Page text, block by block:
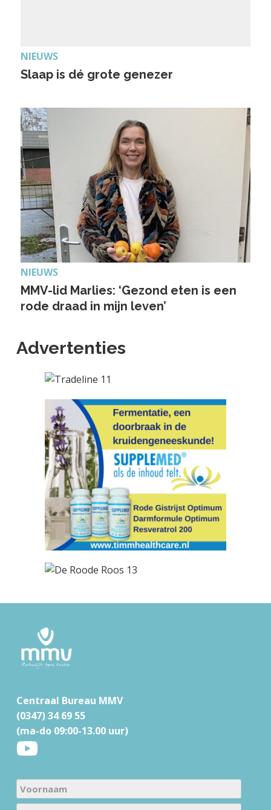
NIEUWS
Slaap is dé grote genezer
NIEUWS
MMV-lid Marlies: ‘Gezond eten is een
rode draad in mijn leven’
Advertenties
Centraal Bureau MMV
(0347) 34 69 55
(ma-do 09:00-13.00 uur)
N
a